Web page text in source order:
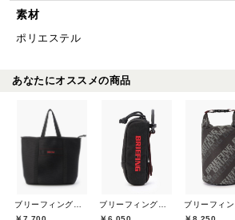
素材
ポリエステル
あなたにオススメの商品